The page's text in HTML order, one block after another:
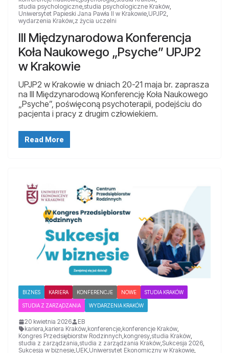
studia psychologiczne,studia psychologiczne Kraków,
Uniwersytet Papieski Jana Pawła II w Krakowie,UPJP2,
wydarzenia Kraków,z życia uczelni
III Międzynarodowa Konferencja
Koła Naukowego „Psyche” UPJP2
w Krakowie
UPJP2 w Krakowie w dniach 20-21 maja br. zaprasza
na III Międzynarodową Konferencję Koła Naukowego
„Psyche”, poświęconą psychoterapii, podejściu do
pacjenta i pracy z drugim człowiekiem.
Read More
BIZNES KARIERA KONFERENCJE NOWE STUDIA KRAKÓW
STUDIA Z ZARZĄDZANIA WYDARZENIA KRAKÓW
20 kwietnia 2026
EB
kariera,kariera Kraków,konferencje,konferencje Kraków,
Kongres Przedsiębiorstw Rodzinnych,kongresy,studia Kraków,
studia z zarządzania,studia z zarządzania Kraków,Sukcesja 2026,
Sukcesja w biznesie,UEK,Uniwersytet Ekonomiczny w Krakowie,